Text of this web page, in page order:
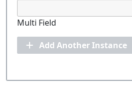
Multi Field
Add Another Instance